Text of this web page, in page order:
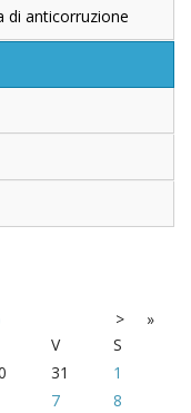
di anticorruzione
>
»
V
S
31
1
7
8